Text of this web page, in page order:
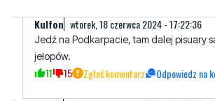
Kulfon wtorek, 18 czerwca 2024 - 17:22:36
Jedź na Podkarpacie, tam dalej pisuary
jełopów.
11 15 Zgłoś komentarz Odpowiedz na